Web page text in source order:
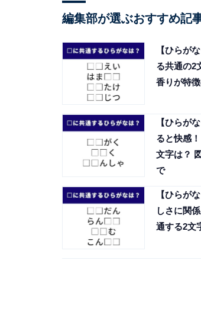
編集部が選ぶおすすめ記
【ひらが
る共通の2
香りが特
【ひらが
ると快感
文字は？
で
【ひらが
しさに関
通する2文